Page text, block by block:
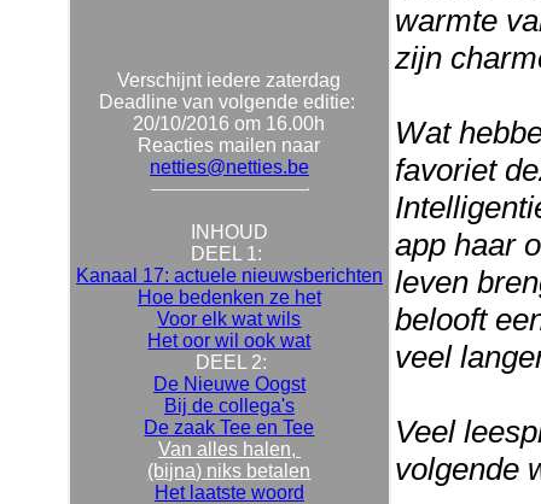
Verschijnt iedere zaterdag
Deadline van volgende editie:
20/10/2016 om 16.00h
Reacties mailen naar
netties@netties.be
INHOUD
DEEL 1:
Kanaal 17: actuele nieuwsberichten
Hoe bedenken ze het
Voor elk wat wils
Het oor wil ook wat
DEEL 2:
De Nieuwe Oogst
Bij de collega's
De zaak Tee en Tee
Van alles halen,
(bijna) niks betalen
Het laatste woord
warmte
zijn
Wat
favoriet
app haar
leven
belooft
veel
Veel
volgende